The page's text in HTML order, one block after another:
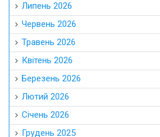
Липень 2026
Червень 2026
Травень 2026
Квітень 2026
Березень 2026
Лютий 2026
Січень 2026
Грудень 2025